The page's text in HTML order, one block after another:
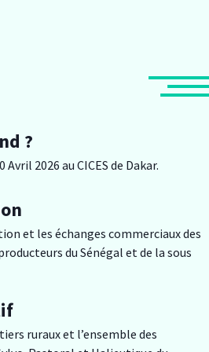
?
Avril 2026 au CICES de Dakar.
et les échanges commerciaux des
du Sénégal et de la sous
ruraux et l’ensemble des